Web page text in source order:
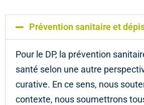
Prévention sanitaire et
Pour le DP, la prévention
santé selon une autre
curative. En ce sens, nous
contexte, nous soumettrons